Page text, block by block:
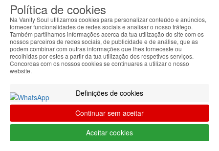
Estimuladores
Saúde
Natural
Saúde
Natural
Âmbar
Báltico
Articulações
e
Política de cookies
Na Vanity Soul utilizamos cookies para personalizar conteúdo e anúncios,
fornecer funcionalidades de redes sociais e analisar o nosso tráfego.
Também partilhamos informações acerca da tua utilização do site com os
nossos parceiros de redes sociais, de publicidade e de análise, que as
podem combinar com outras informações que lhes forneceste ou
recolhidas por estes a partir da tua utilização dos respetivos serviços.
Concordas com os nossos cookies se continuares a utilizar o nosso
website.
Definições de cookies
Continuar sem aceitar
Aceitar cookies